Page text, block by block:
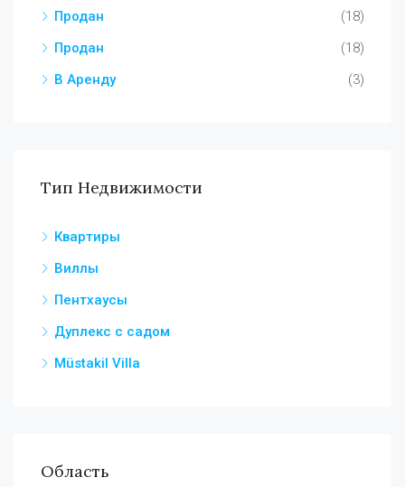
Продан
(18)
Продан
(18)
В Аренду
(3)
Тип Недвижимости
Квартиры
Виллы
Пентхаусы
Дуплекс с садом
Müstakil Villa
Область